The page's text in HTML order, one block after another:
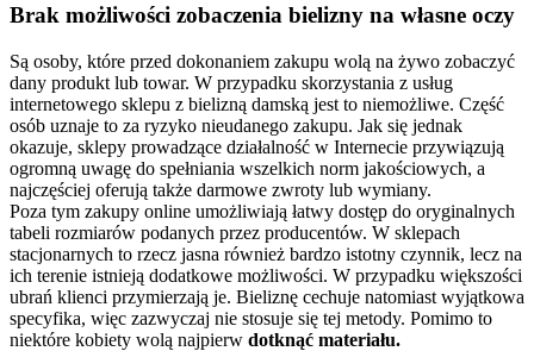
Brak możliwości zobaczenia bielizny na własne oczy
Są osoby, które przed dokonaniem zakupu wolą na żywo zobaczyć
dany produkt lub towar. W przypadku skorzystania z usług
internetowego sklepu z bielizną damską jest to niemożliwe. Część
osób uznaje to za ryzyko nieudanego zakupu. Jak się jednak
okazuje, sklepy prowadzące działalność w Internecie przywiązują
ogromną uwagę do spełniania wszelkich norm jakościowych, a
najczęściej oferują także darmowe zwroty lub wymiany.
Poza tym zakupy online umożliwiają łatwy dostęp do oryginalnych
tabeli rozmiarów podanych przez producentów. W sklepach
stacjonarnych to rzecz jasna również bardzo istotny czynnik, lecz na
ich terenie istnieją dodatkowe możliwości. W przypadku większości
ubrań klienci przymierzają je. Bieliznę cechuje natomiast wyjątkowa
specyfika, więc zazwyczaj nie stosuje się tej metody. Pomimo to
niektóre kobiety wolą najpierw dotknąć materiału.